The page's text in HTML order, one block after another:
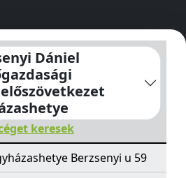
Termelőszövetkezet
Dániel
keresek
Berzsenyi u 59